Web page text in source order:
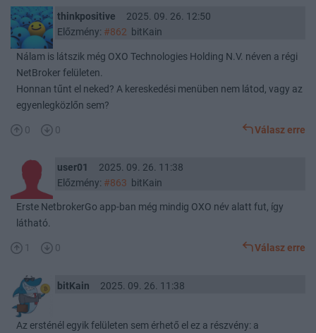
thinkpositive
2025. 09. 26. 12:50
Előzmény: #862 bitKain
Nálam is látszik még OXO Technologies Holding N.V. néven a régi
NetBroker felületen.
Honnan tűnt el neked? A kereskedési menüben nem látod, vagy az
egyenlegközlőn sem?
0 0 Válasz erre
user01
2025. 09. 26. 11:38
Előzmény: #863 bitKain
Erste NetbrokerGo app-ban még mindig OXO név alatt fut, így
látható.
1 0 Válasz erre
bitKain 2025. 09. 26. 11:38
Az ersténél egyik felületen sem érhető el ez a részvény: a